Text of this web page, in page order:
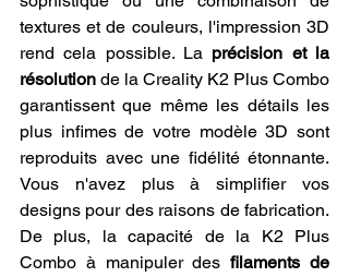
textures et de couleurs, l'impression 3D
rend cela possible. La précision et la
résolution de la Creality K2 Plus Combo
garantissent que même les détails les
plus infimes de votre modèle 3D sont
reproduits avec une fidélité étonnante.
Vous n'avez plus à simplifier vos
designs pour des raisons de fabrication.
De plus, la capacité de la K2 Plus
Combo à manipuler des filaments de